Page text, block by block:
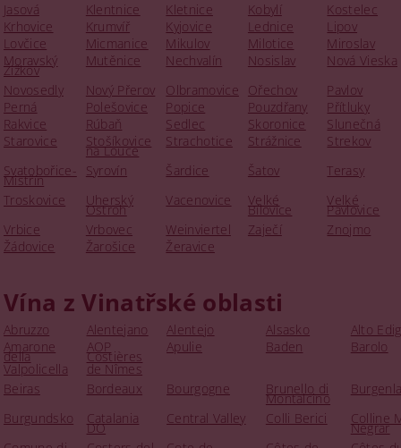
Jasová Klentnice Kletnice Kobylí
Kostelec
Krhovice
Krumvíř Kyjovice Lednice
Lipov
Lovčice
Micmanice Mikulov Milotice
Miroslav
Moravský
Žižkov
Mutěnice Nechvalín Nosislav
Nová Vieska
Novosedly
Nový Přerov Olbramovice Ořechov
Pavlov
Perná
Polešovice Popice Pouzdřany
Přítluky
Rakvice
Rúbaň Sedlec Skoronice
Slunečná
Starovice
Stošíkovice
na Louce
Strachotice Strážnice
Strekov
Svatobořice-
Mistřín
Syrovín Šardice Šatov
Terasy
Troskovice
Uherský
Ostroh
Vacenovice Velké
Bílovice
Velké
Pavlovice
Vrbice
Vrbovec Weinviertel Zaječí
Znojmo
Žádovice
Žarošice Žeravice
Vína z Vinatřské oblasti
Abruzzo Alentejano Alentejo Alsasko
Alto
Amarone
della
Valpolicella
AOP
Costières
de Nîmes
Apulie Baden Barolo
Beiras Bordeaux Bourgogne Brunello di
Montalcino
Burgundsko
Catalania
DO
Central Valley Colli Berici Colline
Negrar